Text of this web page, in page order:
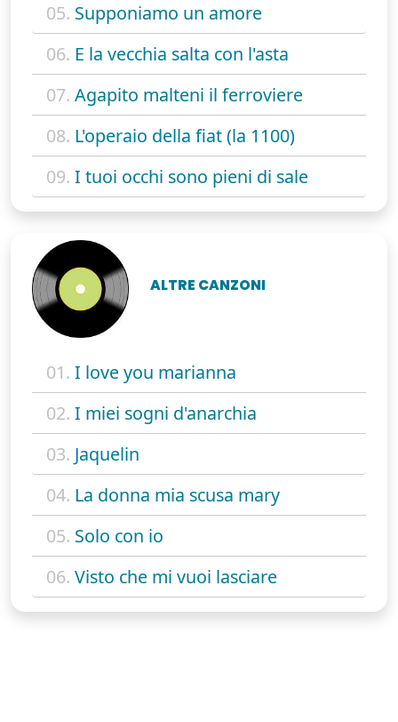
05. Supponiamo un amore
06. E la vecchia salta con l'asta
07. Agapito malteni il ferroviere
08. L'operaio della fiat (la 1100)
09. I tuoi occhi sono pieni di sale
ALTRE CANZONI
01. I love you marianna
02. I miei sogni d'anarchia
03. Jaquelin
04. La donna mia scusa mary
05. Solo con io
06. Visto che mi vuoi lasciare